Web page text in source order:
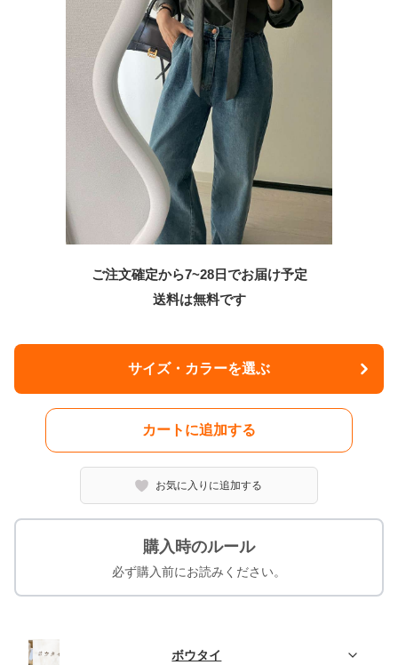
ご注文確定から7~28日でお届け予定
送料は無料です
サイズ・カラーを選ぶ
カートに追加する
お気に入りに追加する
購入時のルール
必ず購入前にお読みください。
ボウタイ